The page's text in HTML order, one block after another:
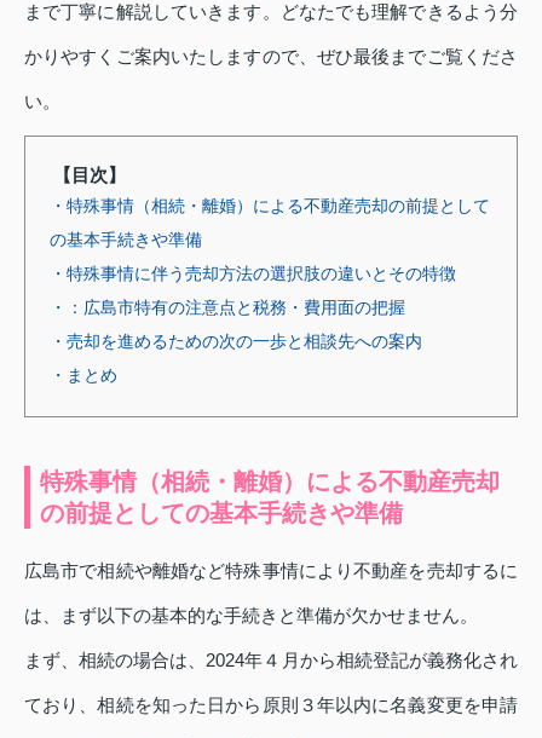
まで丁寧に解説していきます。どなたでも理解できるよう分
かりやすくご案内いたしますので、ぜひ最後までご覧くださ
い。
【目次】
・特殊事情（相続・離婚）による不動産売却の前提として
の基本手続きや準備
・特殊事情に伴う売却方法の選択肢の違いとその特徴
・：広島市特有の注意点と税務・費用面の把握
・売却を進めるための次の一歩と相談先への案内
・まとめ
特殊事情（相続・離婚）による不動産売却
の前提としての基本手続きや準備
広島市で相続や離婚など特殊事情により不動産を売却するに
は、まず以下の基本的な手続きと準備が欠かせません。
まず、相続の場合は、2024年４月から相続登記が義務化され
ており、相続を知った日から原則３年以内に名義変更を申請